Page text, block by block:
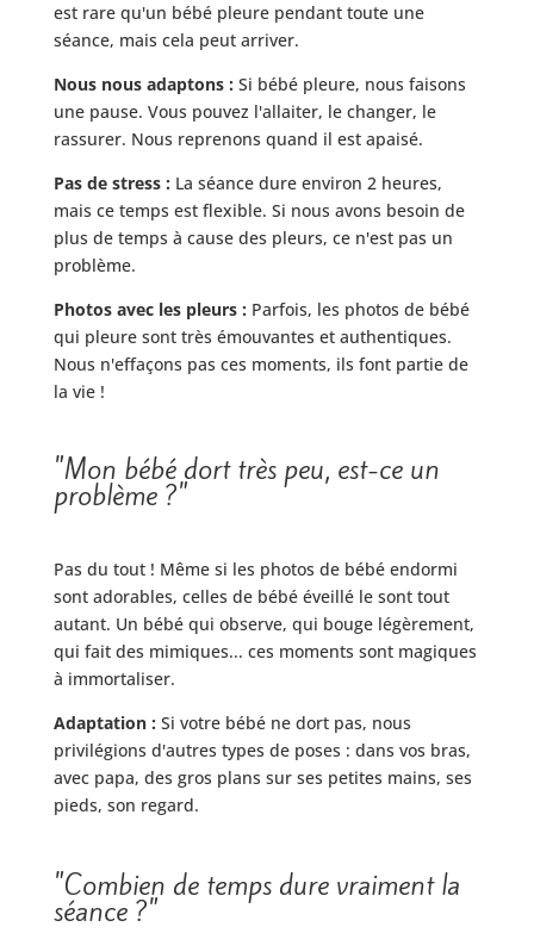
est rare qu'un bébé pleure pendant toute une
séance, mais cela peut arriver.
Nous nous adaptons : Si bébé pleure, nous faisons
une pause. Vous pouvez l'allaiter, le changer, le
rassurer. Nous reprenons quand il est apaisé.
Pas de stress : La séance dure environ 2 heures,
mais ce temps est flexible. Si nous avons besoin de
plus de temps à cause des pleurs, ce n'est pas un
problème.
Photos avec les pleurs : Parfois, les photos de bébé
qui pleure sont très émouvantes et authentiques.
Nous n'effaçons pas ces moments, ils font partie de
la vie !
"Mon bébé dort très peu, est-ce un
problème ?"
Pas du tout ! Même si les photos de bébé endormi
sont adorables, celles de bébé éveillé le sont tout
autant. Un bébé qui observe, qui bouge légèrement,
qui fait des mimiques... ces moments sont magiques
à immortaliser.
Adaptation : Si votre bébé ne dort pas, nous
privilégions d'autres types de poses : dans vos bras,
avec papa, des gros plans sur ses petites mains, ses
pieds, son regard.
"Combien de temps dure vraiment la
séance ?"